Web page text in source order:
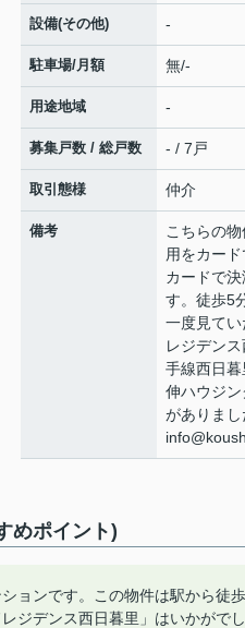
設備(その他) -
駐車場/月額 無/-
用途地域 -
募集戸数 / 総戸数 - / 7戸
取引態様 仲介
備考
こちらの
用をカー
カードで
す。徒歩5
一度見て
レジデン
手線西日
伸ハウジ
がありまし
めポイント)
ョンです。この物件は駅から徒
ジデンス西日暮里」はいかがで